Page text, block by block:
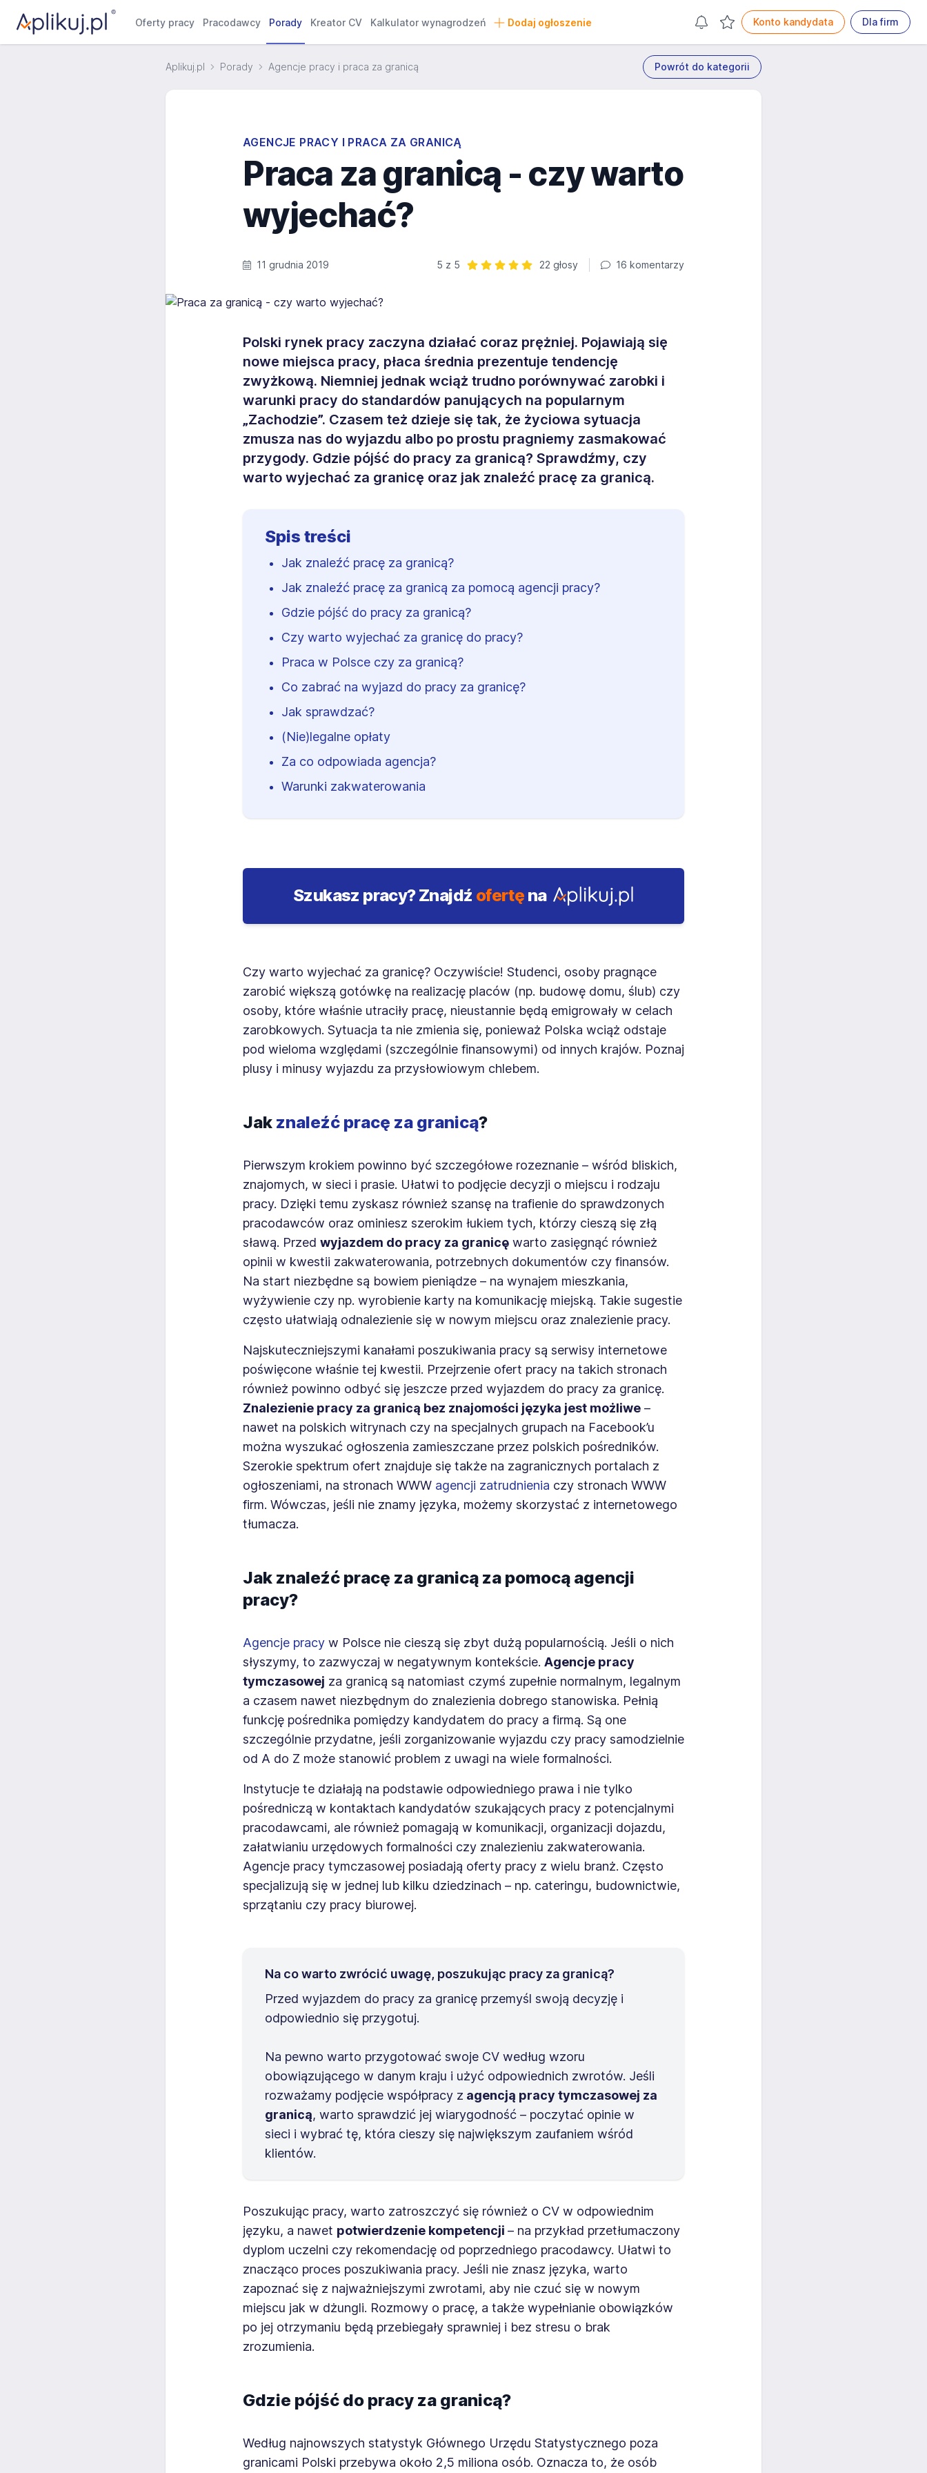
Oferty pracy Pracodawcy Porady Kreator CV Kalkulator wynagrodzeń Dodaj ogłoszenie Konto kandydata Dla firm
Aplikuj.pl Porady Agencje pracy i praca za granicą Powrót do kategorii
AGENCJE PRACY I PRACA ZA GRANICĄ
Praca za granicą - czy warto
wyjechać?
11 grudnia 2019
5 z 5
22 głosy 16 komentarzy
Polski rynek pracy zaczyna działać coraz prężniej. Pojawiają się
nowe miejsca pracy, płaca średnia prezentuje tendencję
zwyżkową. Niemniej jednak wciąż trudno porównywać zarobki i
warunki pracy do standardów panujących na popularnym
„Zachodzie”. Czasem też dzieje się tak, że życiowa sytuacja
zmusza nas do wyjazdu albo po prostu pragniemy zasmakować
przygody. Gdzie pójść do pracy za granicą? Sprawdźmy, czy
warto wyjechać za granicę oraz jak znaleźć pracę za granicą.
Spis treści
Jak znaleźć pracę za granicą?
Jak znaleźć pracę za granicą za pomocą agencji pracy?
Gdzie pójść do pracy za granicą?
Czy warto wyjechać za granicę do pracy?
Praca w Polsce czy za granicą?
Co zabrać na wyjazd do pracy za granicę?
Jak sprawdzać?
(Nie)legalne opłaty
Za co odpowiada agencja?
Warunki zakwaterowania
Szukasz pracy?Znajdź ofertę na
Czy warto wyjechać za granicę? Oczywiście! Studenci, osoby pragnące
zarobić większą gotówkę na realizację placów (np. budowę domu, ślub) czy
osoby, które właśnie utraciły pracę, nieustannie będą emigrowały w celach
zarobkowych. Sytuacja ta nie zmienia się, ponieważ Polska wciąż odstaje
pod wieloma względami (szczególnie finansowymi) od innych krajów. Poznaj
plusy i minusy wyjazdu za przysłowiowym chlebem.
Jak znaleźć pracę za granicą?
Pierwszym krokiem powinno być szczegółowe rozeznanie – wśród bliskich,
znajomych, w sieci i prasie. Ułatwi to podjęcie decyzji o miejscu i rodzaju
pracy. Dzięki temu zyskasz również szansę na trafienie do sprawdzonych
pracodawców oraz ominiesz szerokim łukiem tych, którzy cieszą się złą
sławą. Przed wyjazdem do pracy za granicę warto zasięgnąć również
opinii w kwestii zakwaterowania, potrzebnych dokumentów czy finansów.
Na start niezbędne są bowiem pieniądze – na wynajem mieszkania,
wyżywienie czy np. wyrobienie karty na komunikację miejską. Takie sugestie
często ułatwiają odnalezienie się w nowym miejscu oraz znalezienie pracy.
Najskuteczniejszymi kanałami poszukiwania pracy są serwisy internetowe
poświęcone właśnie tej kwestii. Przejrzenie ofert pracy na takich stronach
również powinno odbyć się jeszcze przed wyjazdem do pracy za granicę.
Znalezienie pracy za granicą bez znajomości języka jest możliwe –
nawet na polskich witrynach czy na specjalnych grupach na Facebook’u
można wyszukać ogłoszenia zamieszczane przez polskich pośredników.
Szerokie spektrum ofert znajduje się także na zagranicznych portalach z
ogłoszeniami, na stronach WWW agencji zatrudnienia czy stronach WWW
firm. Wówczas, jeśli nie znamy języka, możemy skorzystać z internetowego
tłumacza.
Jak znaleźć pracę za granicą za pomocą agencji
pracy?
Agencje pracy w Polsce nie cieszą się zbyt dużą popularnością. Jeśli o nich
słyszymy, to zazwyczaj w negatywnym kontekście. Agencje pracy
tymczasowej za granicą są natomiast czymś zupełnie normalnym, legalnym
a czasem nawet niezbędnym do znalezienia dobrego stanowiska. Pełnią
funkcję pośrednika pomiędzy kandydatem do pracy a firmą. Są one
szczególnie przydatne, jeśli zorganizowanie wyjazdu czy pracy samodzielnie
od A do Z może stanowić problem z uwagi na wiele formalności.
Instytucje te działają na podstawie odpowiedniego prawa i nie tylko
pośredniczą w kontaktach kandydatów szukających pracy z potencjalnymi
pracodawcami, ale również pomagają w komunikacji, organizacji dojazdu,
załatwianiu urzędowych formalności czy znalezieniu zakwaterowania.
Agencje pracy tymczasowej posiadają oferty pracy z wielu branż. Często
specjalizują się w jednej lub kilku dziedzinach – np. cateringu, budownictwie,
sprzątaniu czy pracy biurowej.
Na co warto zwrócić uwagę, poszukując pracy za granicą?
Przed wyjazdem do pracy za granicę przemyśl swoją decyzję i
odpowiednio się przygotuj.
Na pewno warto przygotować swoje CV według wzoru
obowiązującego w danym kraju i użyć odpowiednich zwrotów. Jeśli
rozważamy podjęcie współpracy z agencją pracy tymczasowej za
granicą, warto sprawdzić jej wiarygodność – poczytać opinie w
sieci i wybrać tę, która cieszy się największym zaufaniem wśród
klientów.
Poszukując pracy, warto zatroszczyć się również o CV w odpowiednim
języku, a nawet potwierdzenie kompetencji – na przykład przetłumaczony
dyplom uczelni czy rekomendację od poprzedniego pracodawcy. Ułatwi to
znacząco proces poszukiwania pracy. Jeśli nie znasz języka, warto
zapoznać się z najważniejszymi zwrotami, aby nie czuć się w nowym
miejscu jak w dżungli. Rozmowy o pracę, a także wypełnianie obowiązków
po jej otrzymaniu będą przebiegały sprawniej i bez stresu o brak
zrozumienia.
Gdzie pójść do pracy za granicą?
Według najnowszych statystyk Głównego Urzędu Statystycznego poza
granicami Polski przebywa około 2,5 miliona osób. Oznacza to, że osób